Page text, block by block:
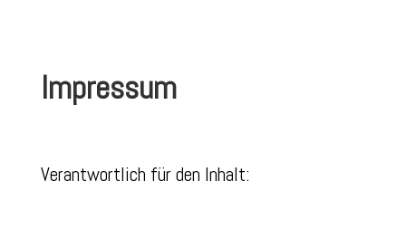
Impressum
Verantwortlich für den Inhalt: